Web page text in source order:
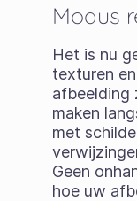
Modus
Het is nu
texturen
afbeelding
maken
met
Geen
hoe uw